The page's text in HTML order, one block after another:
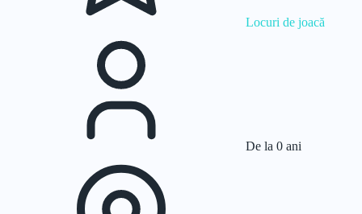
Locuri de joacă
De la 0 ani